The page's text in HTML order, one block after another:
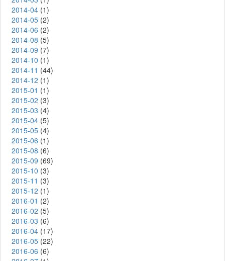
2014-04 (1)
2014-05 (2)
2014-06 (2)
2014-08 (5)
2014-09 (7)
2014-10 (1)
2014-11 (44)
2014-12 (1)
2015-01 (1)
2015-02 (3)
2015-03 (4)
2015-04 (5)
2015-05 (4)
2015-06 (1)
2015-08 (6)
2015-09 (69)
2015-10 (3)
2015-11 (3)
2015-12 (1)
2016-01 (2)
2016-02 (5)
2016-03 (6)
2016-04 (17)
2016-05 (22)
2016-06 (6)